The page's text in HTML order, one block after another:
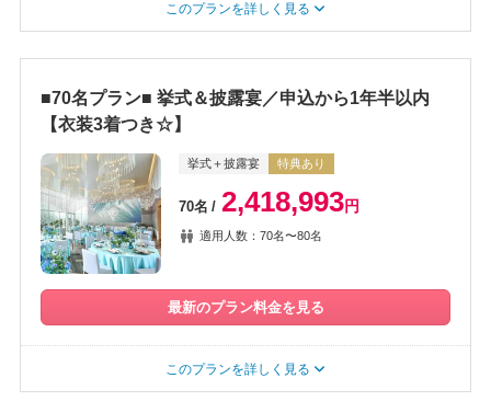
このプランを詳しく見る
■70名プラン■ 挙式＆披露宴／申込から1年半以内
【衣装3着つき☆】
挙式＋披露宴 特典あり
70名 2,418,993円
適用人数：70名〜80名
最新のプラン料金を見る
このプランを詳しく見る